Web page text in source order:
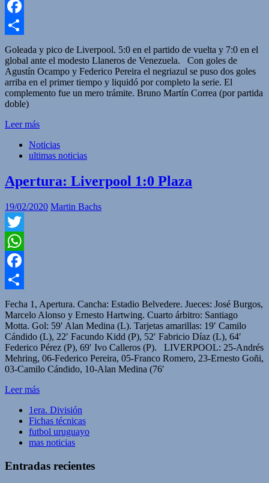
WhatsApp
Facebook
Compartir
Goleada y pico de Liverpool. 5:0 en el partido de vuelta y 7:0 en el
global ante el modesto Llaneros de Venezuela. Con goles de
Agustín Ocampo y Federico Pereira el negriazul se puso dos goles
arriba en el primer tiempo y liquidó por completo la serie. El
complemento fue un mero trámite. Bruno Martín Correa (por partida
doble)
Leer más
Noticias
ultimas noticias
Apertura: Liverpool 1:0 Plaza
19/02/2020 Martin Bachs
Twitter
WhatsApp
Facebook
Compartir
Fecha 1, Apertura. Cancha: Estadio Belvedere. Jueces: José Burgos,
Marcelo Alonso y Ernesto Hartwing. Cuarto árbitro: Santiago
Motta. Gol: 59′ Alan Medina (L). Tarjetas amarillas: 19′ Camilo
Cándido (L), 22′ Facundo Kidd (P), 52′ Fabricio Díaz (L), 64′
Federico Pérez (P), 69′ Ivo Calleros (P). LIVERPOOL: 25-Andrés
Mehring, 06-Federico Pereira, 05-Franco Romero, 23-Ernesto Goñi,
03-Camilo Cándido, 10-Alan Medina (76′
Leer más
1era. División
Fichas técnicas
futbol uruguayo
mas noticias
Entradas recientes